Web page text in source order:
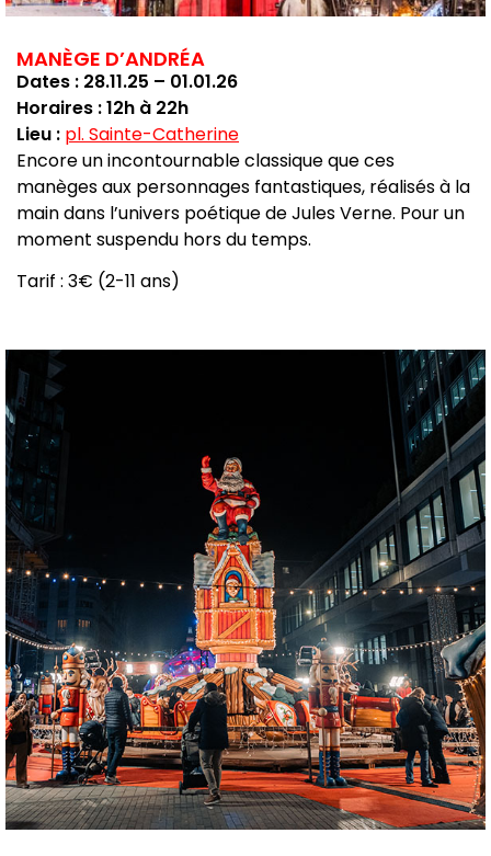
MANÈGE D’ANDRÉA
Dates : 28.11.25 – 01.01.26
Horaires : 12h à 22h
Lieu : pl. Sainte-Catherine
Encore un incontournable classique que ces
manèges aux personnages fantastiques, réalisés à la
main dans l’univers poétique de Jules Verne. Pour un
moment suspendu hors du temps.
Tarif : 3€ (2-11 ans)